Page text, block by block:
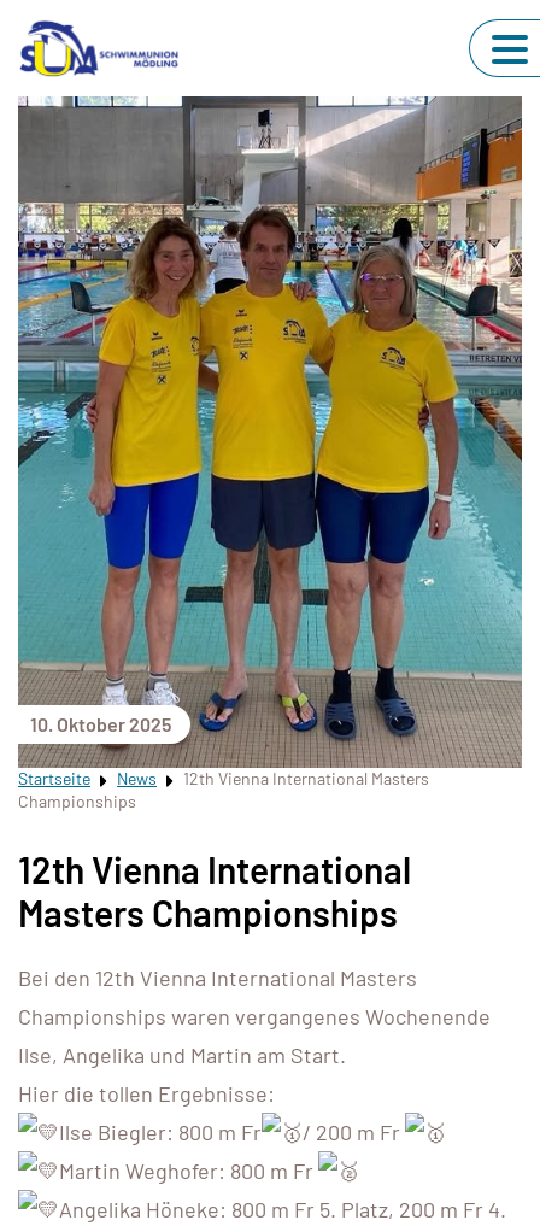
10. Oktober 2025
Startseite News
12th Vienna International Masters
Championships
12th Vienna International
Masters Championships
Bei den 12th Vienna International Masters
Championships waren vergangenes Wochenende
Ilse, Angelika und Martin am Start.
Hier die tollen Ergebnisse:
Ilse Biegler: 800 m Fr
/ 200 m Fr
Martin Weghofer: 800 m Fr
Angelika Höneke: 800 m Fr 5. Platz, 200 m Fr 4.